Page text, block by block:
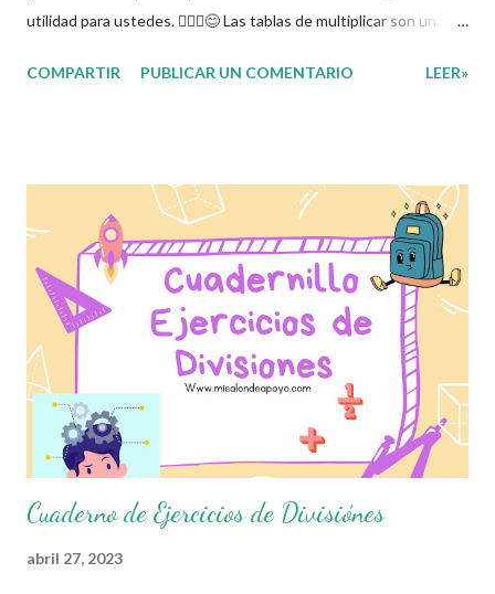
utilidad para ustedes. 🙋🏽‍♂️😊 Las tablas de multiplicar son un
multiplicación desde las primeras etapas. Las multiplicaciones
mas grandes y también sirve de base para realizar divisiones,
comprender los múltiplos y divisores de un número. Esperando
que este material sea de gran utilidad para fortalecer los
procesos de enseñanza y aprendizaje para que los alumnos
alcacen los niveles de logro educativo. Agradecemos a los
creadores de los diferentes materiales que hacen que todo esto
sea posible, recordándoles que nosotros solo los compartimos
con fines educa...
COMPARTIR PUBLICAR UN COMENTARIO LEER»
Cuaderno de Ejercicios de Divisiónes
abril 27, 2023